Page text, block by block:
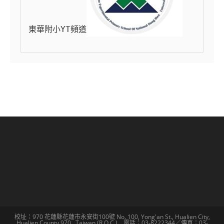
東華附小YT頻道
校址：970 花蓮縣花蓮市永安街100號 No. 100, Yong'an St., Hualien City,